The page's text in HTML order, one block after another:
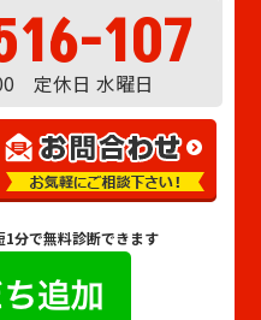
107
定休日 水曜日
1分で無料診断できます